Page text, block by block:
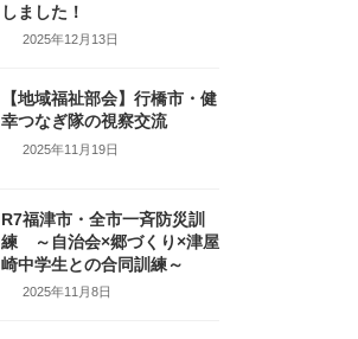
しました！
2025年12月13日
【地域福祉部会】行橋市・健
幸つなぎ隊の視察交流
2025年11月19日
R7福津市・全市一斉防災訓
練 ～自治会×郷づくり×津屋
崎中学生との合同訓練～
2025年11月8日